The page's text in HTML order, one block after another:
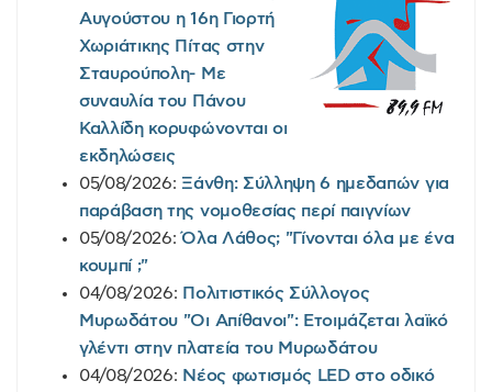
Αυγούστου η 16η Γιορτή
Χωριάτικης Πίτας στην
Σταυρούπολη- Με
συναυλία του Πάνου
Καλλίδη κορυφώνονται οι
εκδηλώσεις
05/08/2026: Ξάνθη: Σύλληψη 6 ημεδαπών για
παράβαση της νομοθεσίας περί παιγνίων
05/08/2026:Όλα Λάθος; "Γίνονται όλα με ένα
κουμπί ;"
04/08/2026: Πολιτιστικός Σύλλογος
Μυρωδάτου "Οι Απίθανοι": Ετοιμάζεται λαϊκό
γλέντι στην πλατεία του Μυρωδάτου
04/08/2026: Νέος φωτισμός LED στο οδικό